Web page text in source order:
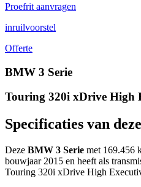
Proefrit aanvragen
inruilvoorstel
Offerte
BMW 3 Serie
Touring 320i xDrive High
Specificaties van
Deze BMW 3 Serie met 169.456
bouwjaar 2015 en heeft als
Touring 320i xDrive High